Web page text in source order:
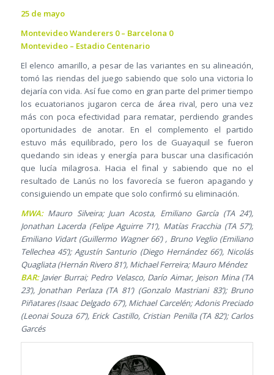
25 de mayo
Montevideo Wanderers 0 – Barcelona 0
Montevideo – Estadio Centenario
El elenco amarillo, a pesar de las variantes en su alineación,
tomó las riendas del juego sabiendo que solo una victoria lo
dejaría con vida. Así fue como en gran parte del primer tiempo
los ecuatorianos jugaron cerca de área rival, pero una vez
más con poca efectividad para rematar, perdiendo grandes
oportunidades de anotar. En el complemento el partido
estuvo más equilibrado, pero los de Guayaquil se fueron
quedando sin ideas y energía para buscar una clasificación
que lucía milagrosa. Hacia el final y sabiendo que no el
resultado de Lanús no los favorecía se fueron apagando y
consiguiendo un empate que solo confirmó su eliminación.
MWA:Mauro Silveira; Juan Acosta, Emiliano García (TA 24’),
Jonathan Lacerda (Felipe Aguirre 71’), Matías Fracchia (TA 57’);
Emiliano Vidart (Guillermo Wagner 66’) , Bruno Veglio (Emiliano
Tellechea 45’); Agustín Santurio (Diego Hernández 66’), Nicolás
Quagliata (Hernán Rivero 81’), Michael Ferreira; Mauro Méndez
BAR:Javier Burrai; Pedro Velasco, Darío Aimar, Jeison Mina (TA
23’), Jonathan Perlaza (TA 81’) (Gonzalo Mastriani 83’); Bruno
Piñatares (Isaac Delgado 67’), Michael Carcelén; Adonis Preciado
(Leonai Souza 67’), Erick Castillo, Cristian Penilla (TA 82’); Carlos
Garcés